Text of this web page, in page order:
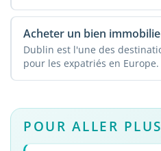
Acheter un bien
Dublin est l'une des
pour les expatriés en
POUR ALLER